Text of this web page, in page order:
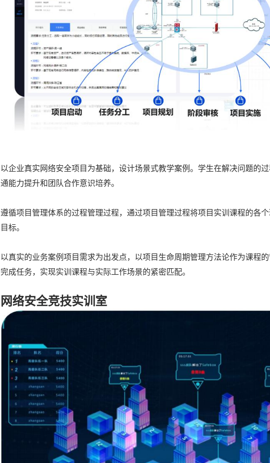
以企业真实网络安全项目为基础，设计场景式教学案例。学生在解决问题的
通能力提升和团队合作意识培养。
遵循项目管理体系的过程管理过程，通过项目管理过程将项目实训课程的各
目标。
以真实的业务案例项目需求为出发点，以项目生命周期管理方法论作为课程
完成任务，实现实训课程与实际工作场景的紧密匹配。
网络安全竞技实训室